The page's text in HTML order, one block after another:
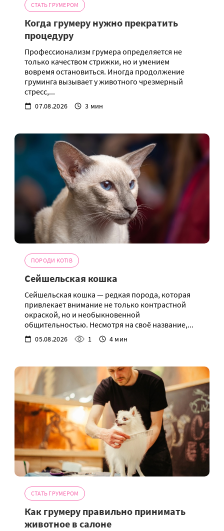
СТАТЬ ГРУМЕРОМ
Когда грумеру нужно прекратить
процедуру
Профессионализм грумера определяется не
только качеством стрижки, но и умением
вовремя остановиться. Иногда продолжение
груминга вызывает у животного чрезмерный
стресс,...
07.08.2026 3 мин
ПОРОДИ КОТІВ
Сейшельская кошка
Сейшельская кошка — редкая порода, которая
привлекает внимание не только контрастной
окраской, но и необыкновенной
общительностью. Несмотря на своё название,...
05.08.2026 1 4 мин
СТАТЬ ГРУМЕРОМ
Как грумеру правильно принимать
животное в салоне